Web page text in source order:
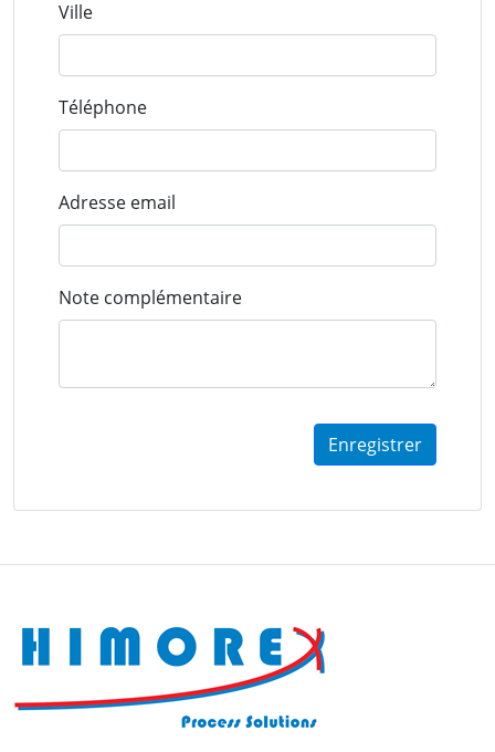
Ville
Téléphone
Adresse email
Note complémentaire
Enregistrer